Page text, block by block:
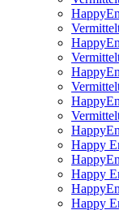
Happy
Happy
Happy